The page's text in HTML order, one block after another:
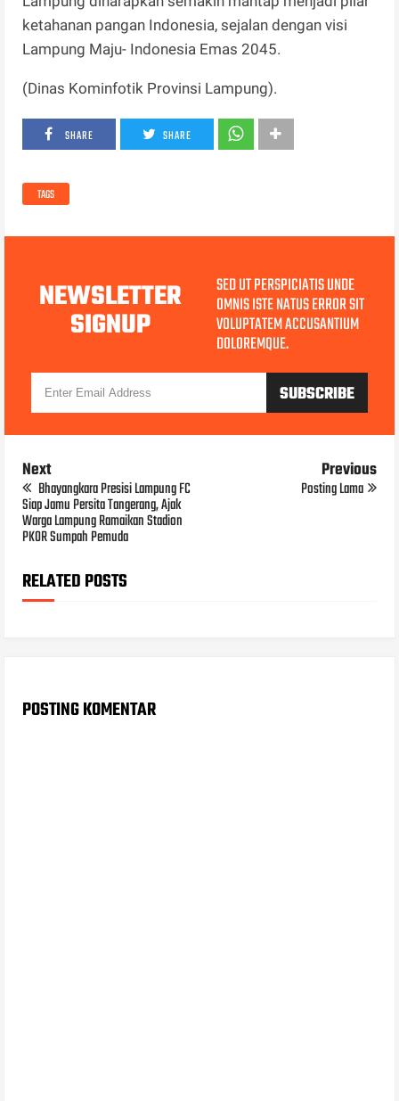
ketahanan pangan Indonesia, sejalan dengan visi
Lampung Maju- Indonesia Emas 2045.
(Dinas Kominfotik Provinsi Lampung).
SHARE SHARE
TAGS
NEWSLETTER
SIGNUP
SED UT PERSPICIATIS UNDE
OMNIS ISTE NATUS ERROR SIT
VOLUPTATEM ACCUSANTIUM
DOLOREMQUE.
Next
Bhayangkara Presisi Lampung FC
Siap Jamu Persita Tangerang, Ajak
Warga Lampung Ramaikan Stadion
PKOR Sumpah Pemuda
Previous
Posting Lama
RELATED POSTS
POSTING KOMENTAR